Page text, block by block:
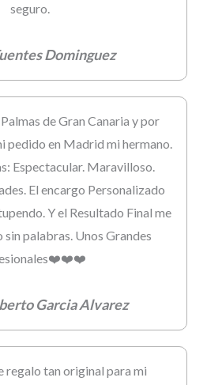
seguro.
Dominguez
de Gran Canaria y por
pedido en Madrid mi hermano.
Espectacular. Maravilloso.
El encargo Personalizado
Y el Resultado Final me
sin palabras. Unos Grandes
Garcia Alvarez
regalo tan original para mi